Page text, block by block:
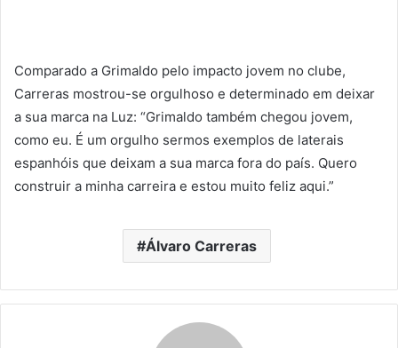
Comparado a Grimaldo pelo impacto jovem no clube,
Carreras mostrou-se orgulhoso e determinado em deixar
a sua marca na Luz: “Grimaldo também chegou jovem,
como eu. É um orgulho sermos exemplos de laterais
espanhóis que deixam a sua marca fora do país. Quero
construir a minha carreira e estou muito feliz aqui.”
Álvaro Carreras